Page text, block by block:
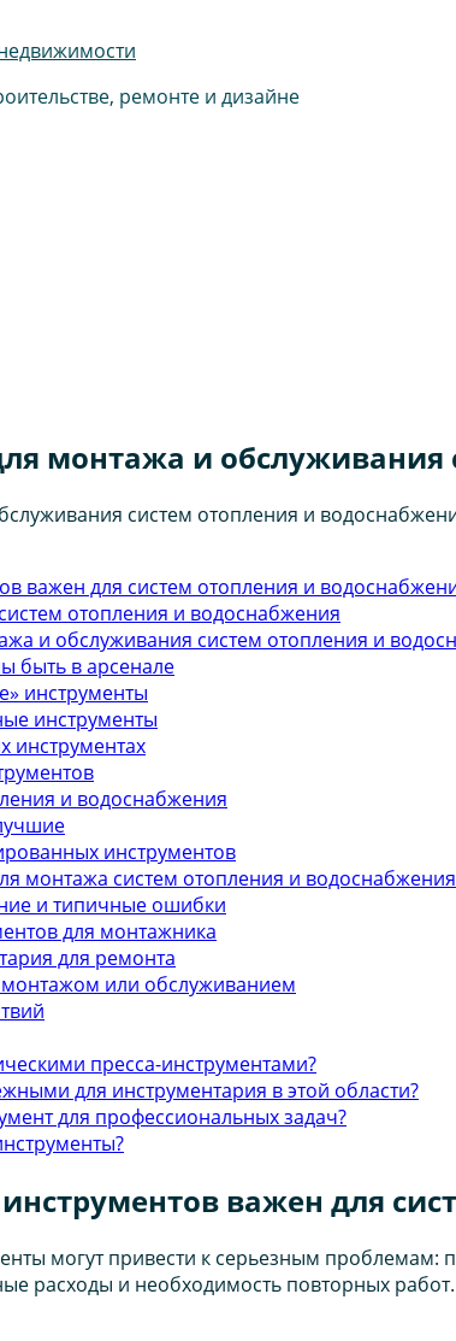
ремонте и дизайне
монтажа и
важен для систем отопления и
отопления и водоснабжения
и обслуживания систем отопления и
быть в арсенале
инструменты
инструменты
инструментах
и водоснабжения
инструментов
монтажа систем отопления и водоснабжения
и типичные ошибки
для монтажника
для ремонта
монтажом или обслуживанием
пресса-инструментами?
для инструментария в этой области?
для профессиональных задач?
важен для
могут привести к серьезным
расходы и необходимость повторных